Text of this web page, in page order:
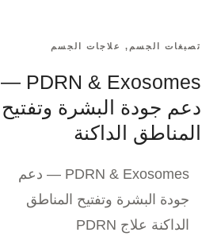
تصبغات الجسم , علاجات الجسم
PDRN & Exosomes —
دعم جودة البشرة وتفتيح
المناطق الداكنة
PDRN & Exosomes — دعم
جودة البشرة وتفتيح المناطق
الداكنة علاج PDRN